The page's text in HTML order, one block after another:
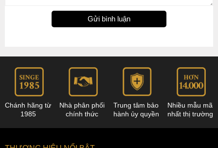
Gửi bình luận
Chánh hãng từ
1985
Nhà phân phối
chính thức
Trung tâm bảo
hành ủy quyền
Nhiều mẫu mã
nhất thị trường